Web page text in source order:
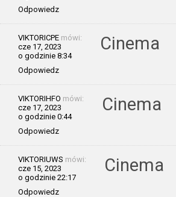
Odpowiedz
VIKTORICPE mówi:
cze 17, 2023
o godzinie 8:34
Odpowiedz
Cinema
VIKTORIHFO mówi:
cze 17, 2023
o godzinie 0:44
Odpowiedz
Cinema
VIKTORIUWS mówi:
cze 15, 2023
o godzinie 22:17
Odpowiedz
Cinema